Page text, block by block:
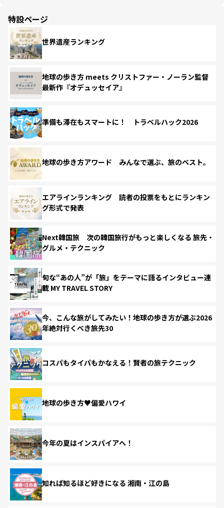
特設ページ
世界遺産ランキング
地球の歩き方 meets クリストファー・ノーラン監督
最新作『オデュッセイア』
準備も滞在もスマートに！ トラベルハック2026
地球の歩き方アワード みんなで選ぶ、旅のベスト。
エアラインランキング 読者の投票をもとにランキン
グ形式で発表
Next韓国旅 次の韓国旅行がもっと楽しくなる 旅先・
グルメ・テクニック
旬な“あの人”が「旅」をテーマに語るインタビュー連
載 MY TRAVEL STORY
今、こんな旅がしてみたい！地球の歩き方が選ぶ2026
年絶対行くべき旅先30
コスパもタイパもかなえる！賢者の旅テクニック
地球の歩き方♥偏愛ハワイ
今年の夏はインスパイアへ！
知れば知るほど好きになる 湘南・江の島